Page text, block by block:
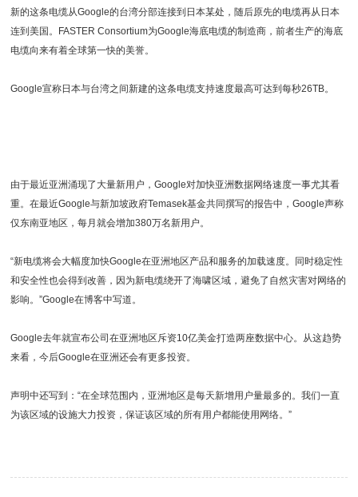
新的这条电缆从Google的台湾分部连接到日本某处，随后原先的电缆再从日本
连到美国。FASTER Consortium为Google海底电缆的制造商，前者生产的海底
电缆向来有着全球第一快的美誉。
Google宣称日本与台湾之间新建的这条电缆支持速度最高可达到每秒26TB。
由于最近亚洲涌现了大量新用户，Google对加快亚洲数据网络速度一事尤其看
重。在最近Google与新加坡政府Temasek基金共同撰写的报告中，Google声称
仅东南亚地区，每月就会增加380万名新用户。
“新电缆将会大幅度加快Google在亚洲地区产品和服务的加载速度。同时稳定性
和安全性也会得到改善，因为新电缆绕开了海啸区域，避免了自然灾害对网络的
影响。”Google在博客中写道。
Google去年就宣布公司在亚洲地区斥资10亿美金打造两座数据中心。从这趋势
来看，今后Google在亚洲还会有更多投资。
声明中还写到：“在全球范围内，亚洲地区是每天新增用户量最多的。我们一直
为该区域的设施大力投资，保证该区域的所有用户都能使用网络。”